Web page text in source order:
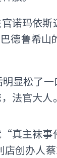
官诺玛依
德鲁希山
显松了
法官大人
“真主袜
创办人